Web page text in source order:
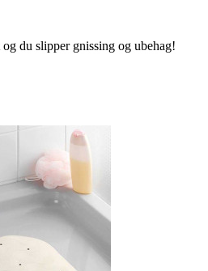
og du slipper gnissing og ubehag!